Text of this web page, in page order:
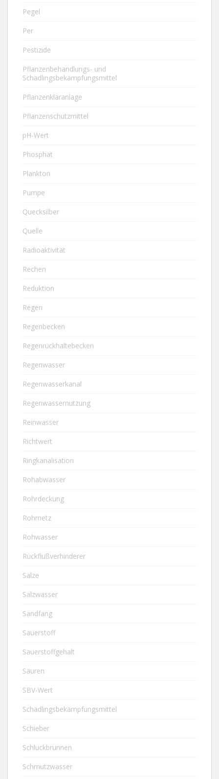
Pegel
Per
Pestizide
Pflanzenbehandlungs- und
Schädlingsbekämpfungsmittel
Pflanzenkläranlage
Pflanzenschutzmittel
pH-Wert
Phosphat
Plankton
Pumpe
Quecksilber
Quelle
Radioaktivität
Rechen
Reduktion
Regen
Regenbecken
Regenrückhaltebecken
Regenwasser
Regenwasserkanal
Regenwassernutzung
Reinwasser
Richtwert
Ringkanalisation
Rohabwasser
Rohrdeckung
Rohrnetz
Rohwasser
Rückflußverhinderer
Salze
Salzwasser
Sandfang
Sauerstoff
Sauerstoffgehalt
Säuren
SBV-Wert
Schädlingsbekämpfungsmittel
Schieber
Schluckbrunnen
Schmutzwasser